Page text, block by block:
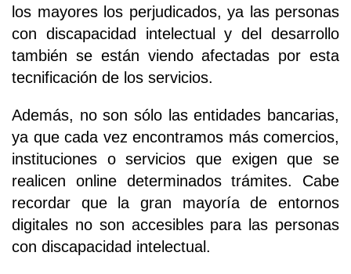
los mayores los perjudicados, ya las personas
con discapacidad intelectual y del desarrollo
también se están viendo afectadas por esta
tecnificación de los servicios.
Además, no son sólo las entidades bancarias,
ya que cada vez encontramos más comercios,
instituciones o servicios que exigen que se
realicen online determinados trámites. Cabe
recordar que la gran mayoría de entornos
digitales no son accesibles para las personas
con discapacidad intelectual.